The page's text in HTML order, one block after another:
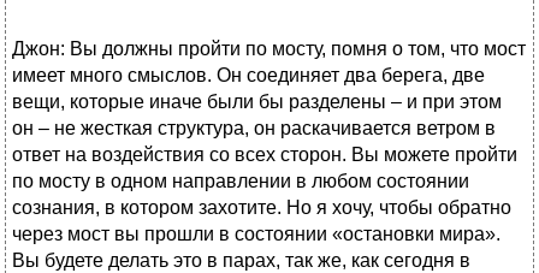
Джон: Вы должны пройти по мосту, помня о том, что мост
имеет много смыслов. Он соединяет два берега, две
вещи, которые иначе были бы разделены – и при этом
он – не жесткая структура, он раскачивается ветром в
ответ на воздействия со всех сторон. Вы можете пройти
по мосту в одном направлении в любом состоянии
сознания, в котором захотите. Но я хочу, чтобы обратно
через мост вы прошли в состоянии «остановки мира».
Вы будете делать это в парах, так же, как сегодня в